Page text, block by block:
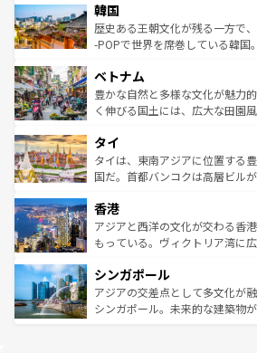
ワイを、存分に味わってほしい。 なお、新着のハワイ情報
はコンテンツ一覧を参照してほ
いる。アクティビティも充実し
ビング、ハイキングなど、アウ
い。オーストラリアの多彩な魅
参照してほしい。
ン）、静ひつな山岳地帯である
と山間の静けさが共存しており
驚きをもたらしてくれる。また
容にもいいと評判のスイーツな
が味わえる。 なお、新着の台
照してほしい。
韓国
歴史ある王朝文化が残る一方で
-POPで世界を席巻している韓国
き、地方に足を延ばせば四季折
できる。そして、キムチや焼肉
まで、さまざまな韓国料理が待
リティに包まれながら、韓国の
わってみてほしい。
覧を参照してほしい。
ベトナム
豊かな自然と多様な文化が魅力
く伸びる国土には、広大な田園
急速な発展と共に伝統が息づく
ーチミン市のフランス統治時代
醸し出している。また、バラエ
とつ。フォーやバインミー、ベ
ひ現地で味わいたい。どの地域
が旅行者を迎えてくれるので、
参照してほしい。
タイ
タイは、東南アジアに位置する
国だ。首都バンコクは高層ビル
の活気が交差している。北部で
帯で自然と触れ合い、南部では
いビーチでリゾート気分を楽し
激する。気候は一年中温暖で、
が待っている。親しみやすいタ
た文化、そして多様な観光資源
香港
アジアと西洋の文化が交わる香
もっている。ヴィクトリア湾に
み、どこを訪れても感動するは
ており、効率よく見どころを回
うな絶景から文化的な体験まで
シンガポール
アジアの交差点として多文化が
シンガポール。未来的な建築物